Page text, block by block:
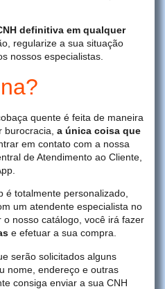
definitiva em qualquer
regularize a sua situação
nossos especialistas.
quente é feita de maneira
burocracia, a única coisa que
em contato com a nossa
de Atendimento ao Cliente,
é totalmente personalizado,
um atendente especialista no
nosso catálogo, você irá fazer
e efetuar a sua compra.
serão solicitados alguns
nome, endereço e outras
consiga enviar a sua CNH